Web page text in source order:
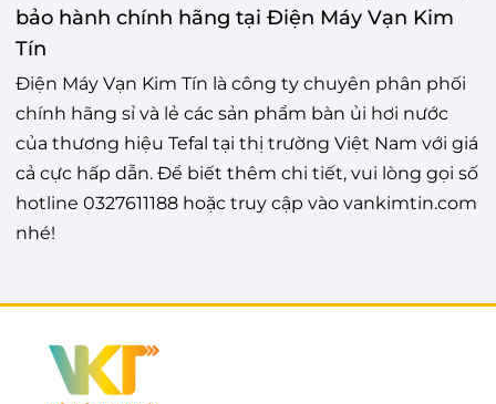
bảo hành chính hãng tại Điện Máy Vạn Kim
Tín
Điện Máy Vạn Kim Tín là công ty chuyên phân phối
chính hãng sỉ và lẻ các sản phẩm bàn ủi hơi nước
của thương hiệu Tefal tại thị trường Việt Nam với giá
cả cực hấp dẫn. Để biết thêm chi tiết, vui lòng gọi số
hotline 0327611188 hoặc truy cập vào vankimtin.com
nhé!